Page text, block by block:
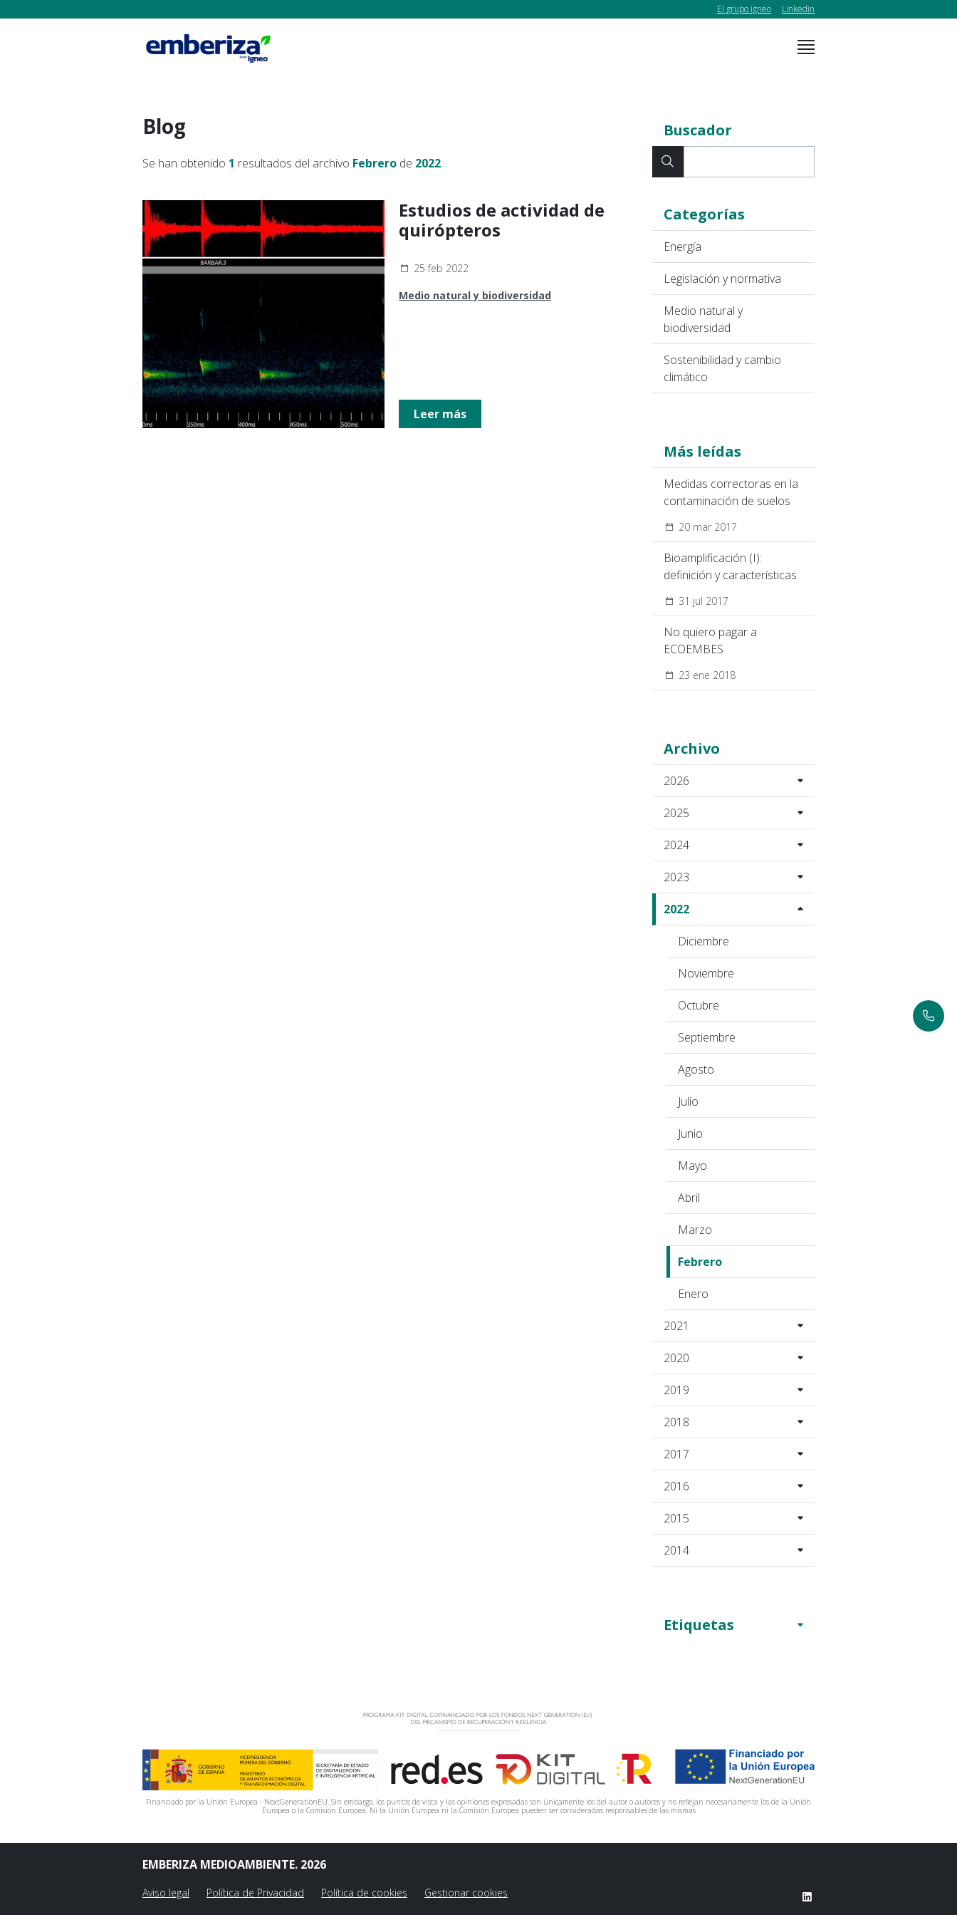
El grupo igneo Linkedin
Buscador
Categorías
Energía
Legislación y normativa
Medio natural y
biodiversidad
Sostenibilidad y cambio
climático
Más leídas
Medidas correctoras en la
contaminación de suelos
20 mar 2017
Bioamplificación (I):
definición y características
31 jul 2017
No quiero pagar a
ECOEMBES
23 ene 2018
Archivo
2026
2025
2024
2023
2022
Diciembre
Noviembre
Octubre
Septiembre
Agosto
Julio
Junio
Mayo
Abril
Marzo
Febrero
Enero
2021
2020
2019
2018
2017
2016
2015
2014
Etiquetas
Blog
Se han obtenido 1 resultados del archivo Febrero de 2022
Estudios de actividad de
quirópteros
25 feb 2022
Medio natural y biodiversidad
Leer más
Financiado por la Unión Europea - NextGenerationEU. Sin embargo, los puntos de vista y las opiniones expresadas son únicamente los del autor o autores y no reflejan necesariamente los de la Unión
Europea o la Comisión Europea. Ni la Unión Europea ni la Comisión Europea pueden ser consideradas responsables de las mismas
EMBERIZA MEDIOAMBIENTE. 2026
Aviso legal Política de Privacidad Política de cookies Gestionar cookies